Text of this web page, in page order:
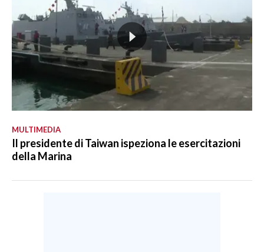
MULTIMEDIA
Il presidente di Taiwan ispeziona le esercitazioni
della Marina